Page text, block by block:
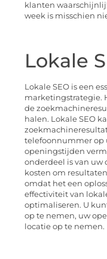
klanten
week is misschien
Lokale
Lokale SEO is een
marketingstrategie.
de
halen. Lokale SEO
telefoonnummer op
openingstijden
onderdeel is van
kosten om
omdat het een
effectiviteit van
optimaliseren. U
op te nemen, uw
locatie op te nemen.